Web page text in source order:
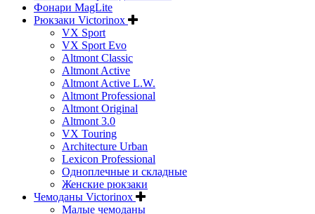
Фонари MagLite
Рюкзаки Victorinox
VX Sport
VX Sport Evo
Altmont Classic
Altmont Active
Altmont Active L.W.
Altmont Professional
Altmont Original
Altmont 3.0
VX Touring
Architecture Urban
Lexicon Professional
Одноплечные и складные
Женские рюкзаки
Чемоданы Victorinox
Малые чемоданы